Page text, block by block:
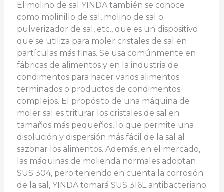
El molino de sal YINDA también se conoce
como molinillo de sal, molino de sal o
pulverizador de sal, etc., que es un dispositivo
que se utiliza para moler cristales de sal en
partículas más finas. Se usa comúnmente en
fábricas de alimentos y en la industria de
condimentos para hacer varios alimentos
terminados o productos de condimentos
complejos. El propósito de una máquina de
moler sal es triturar los cristales de sal en
tamaños más pequeños, lo que permite una
disolución y dispersión más fácil de la sal al
sazonar los alimentos. Además, en el mercado,
las máquinas de molienda normales adoptan
SUS 304, pero teniendo en cuenta la corrosión
de la sal, YINDA tomará SUS 316L antibacteriano